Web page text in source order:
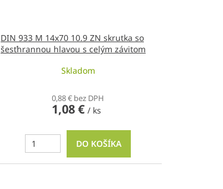
DIN 933 M 14x70 10.9 ZN skrutka so
šesťhrannou hlavou s celým závitom
Skladom
0,88 € bez DPH
1,08 €/ ks
DO KOŠÍKA